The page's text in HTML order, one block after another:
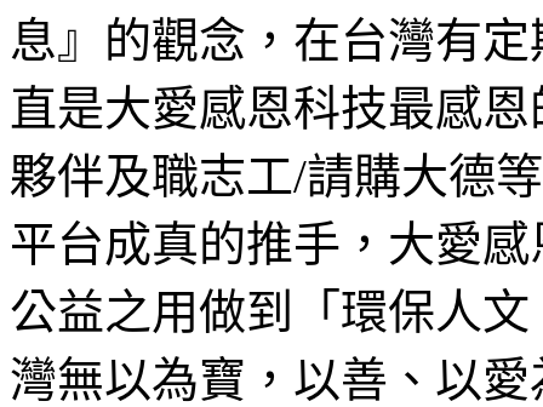
息』的觀念，在台灣有
直是大愛感恩科技最感
夥伴及職志工/請購大德
平台成真的推手，大愛
公益之用做到「環保人
灣無以為寶，以善、以